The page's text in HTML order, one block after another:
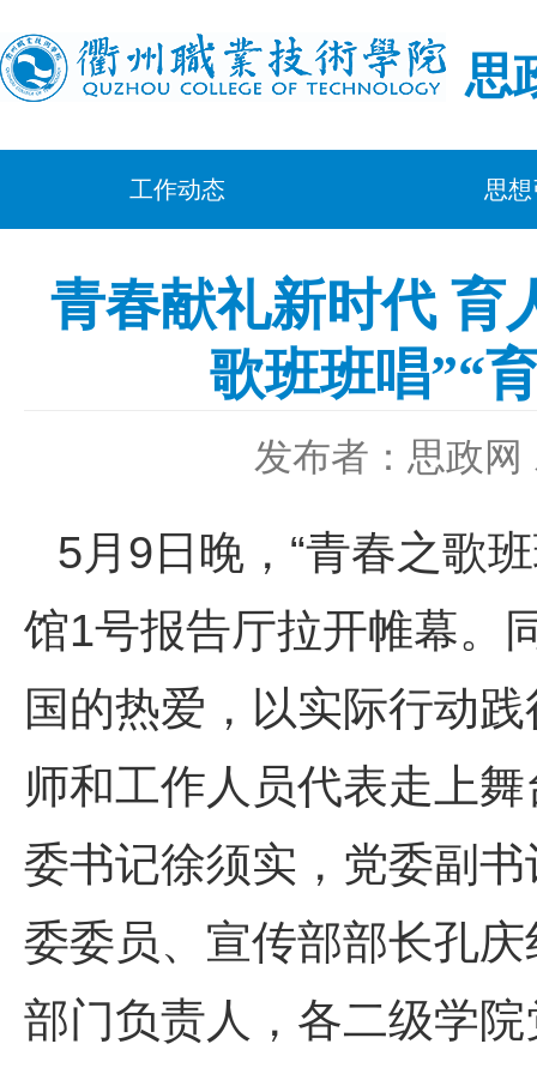
思
工作动态 思
青春献礼新时代
歌班班唱”“
发布者：思政网
5月9日晚，“青春之歌
馆1号报告厅拉开帷幕。
国的热爱，以实际行动
师和工作人员代表走上
委书记徐须实，党委副
委委员、宣传部部长孔
部门负责人，各二级学